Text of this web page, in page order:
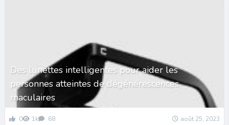
Des lunettes intelligentes pour aider les
personnes atteintes de dégénérescences
maculaires
0 1k 68 août 25, 2023